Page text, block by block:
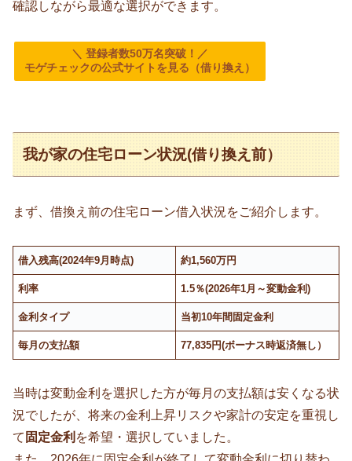
確認しながら最適な選択ができます。
＼ 登録者数50万名突破！／
モゲチェックの公式サイトを見る（借り換え）
我が家の住宅ローン状況(借り換え前）
まず、借換え前の住宅ローン借入状況をご紹介します。
借入残高(2024年9月時点) 約1,560万円
利率 1.5％(2026年1月～変動金利)
金利タイプ 当初10年間固定金利
毎月の支払額 77,835円(ボーナス時返済無し）
当時は変動金利を選択した方が毎月の支払額は安くなる状
況でしたが、将来の金利上昇リスクや家計の安定を重視し
て 固定金利 を希望・選択していました。